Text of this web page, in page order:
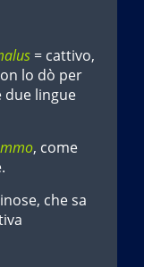
= cattivo,
lo dò per
due lingue
, come
che sa